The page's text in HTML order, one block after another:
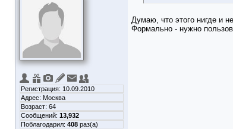
Регистрация: 10.09.2010
Адрес: Москва
Возраст: 64
Сообщений: 13,932
Поблагодарил: 408 раз(а)
Думаю, что этого нигде и
Формально - нужно